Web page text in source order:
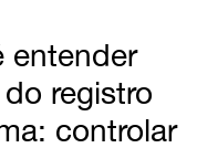
entender
registro
controlar